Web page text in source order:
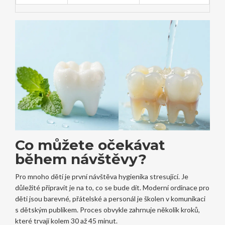
Co můžete očekávat
během návštěvy?
Pro mnoho dětí je první návštěva hygienika stresující. Je
důležité připravit je na to, co se bude dít. Moderní ordinace pro
děti jsou barevné, přátelské a personál je školen v komunikaci
s dětským publikem. Proces obvykle zahrnuje několik kroků,
které trvají kolem 30 až 45 minut.